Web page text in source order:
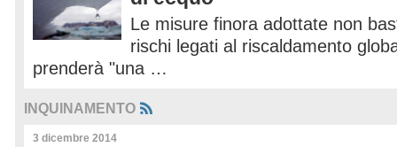
Le misure finora adottate non
rischi legati al riscaldamento
prenderà "una …
INQUINAMENTO
3 dicembre 2014